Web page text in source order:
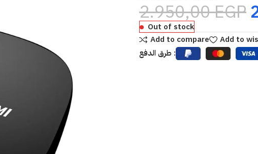
2.950,00EGP
Out of stock
Add to compare
Add to
طرق الدفع :